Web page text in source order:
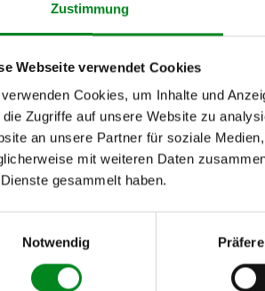
Zustimmung
Webseite verwendet Cookies
Cookies, um Inhalte und
die Zugriffe auf unsere Website zu
an unsere Partner für soziale
mit weiteren Daten
gesammelt haben.
Notwendig
D Multijet
D Multijet
CDTI
können Sie auch unseren Support